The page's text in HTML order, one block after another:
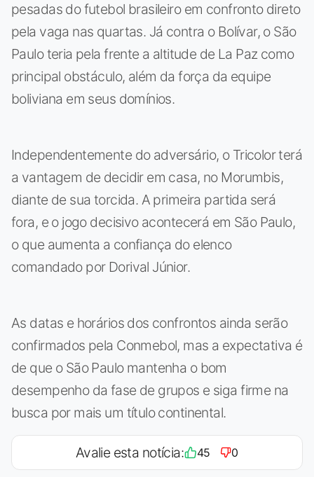
pesadas do futebol brasileiro em confronto direto
pela vaga nas quartas. Já contra o Bolívar, o São
Paulo teria pela frente a altitude de La Paz como
principal obstáculo, além da força da equipe
boliviana em seus domínios.
Independentemente do adversário, o Tricolor terá
a vantagem de decidir em casa, no Morumbis,
diante de sua torcida. A primeira partida será
fora, e o jogo decisivo acontecerá em São Paulo,
o que aumenta a confiança do elenco
comandado por Dorival Júnior.
As datas e horários dos confrontos ainda serão
confirmados pela Conmebol, mas a expectativa é
de que o São Paulo mantenha o bom
desempenho da fase de grupos e siga firme na
busca por mais um título continental.
Avalie esta notícia: 45 0